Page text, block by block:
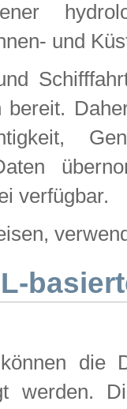
und
bereit.
verfügbar.
können die
werden.